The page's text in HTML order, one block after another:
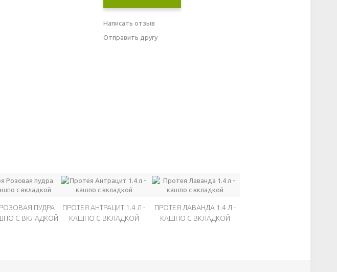
Написать отзыв
Отправить другу
ПУДРА
С ВКЛАДКОЙ
ПРОТЕЯ АНТРАЦИТ 1.4 Л -
КАШПО С ВКЛАДКОЙ
ПРОТЕЯ ЛАВАНДА 1.4 Л -
КАШПО С ВКЛАДКОЙ